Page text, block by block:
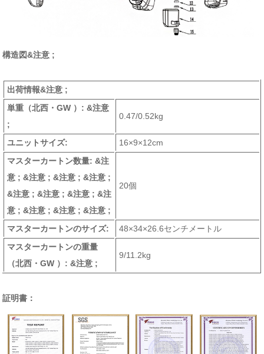
構造図&注意 ;
出荷情報&注意 ;
単重 （北西・GW ） : &注意
;
0.47/0.52kg
ユニットサイズ:
16×9×12cm
マスターカートン数量: &注
意 ; &注意 ; &注意 ; &注意 ;
&注意 ; &注意 ; &注意 ; &注
意 ; &注意 ; &注意 ; &注意 ;
20個
マスターカートンのサイズ:
48×34×26.6センチメートル
マスターカートンの重量
（北西・GW ） : &注意 ;
9/11.2kg
証明書：